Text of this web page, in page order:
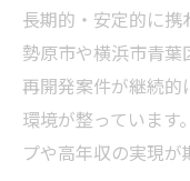
長期的・安定的に携
勢原市や横浜市青
再開発案件が継続的
環境が整っています
プや高年収の実現が